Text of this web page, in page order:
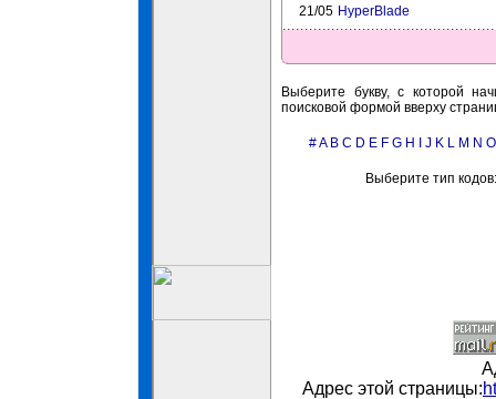
21/05 HyperBlade
Выберите букву, с которой
поисковой формой вверху
#A B C D E F G H J K L M N O
Выберите тип
Адрес этой страницы: